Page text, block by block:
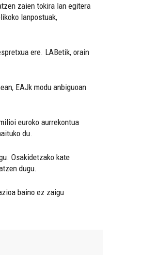
zaien tokira lan egitera
lanpostuak,
ere. LABetik, orain
EAJk modu anbiguoan
euroko aurrekontua
du.
Osakidetzako kate
dugu.
baino ez zaigu